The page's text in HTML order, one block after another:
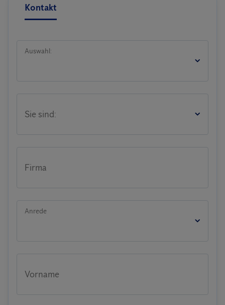
Kontakt
Auswahl:
Sie sind:
Firma
Anrede
Vorname